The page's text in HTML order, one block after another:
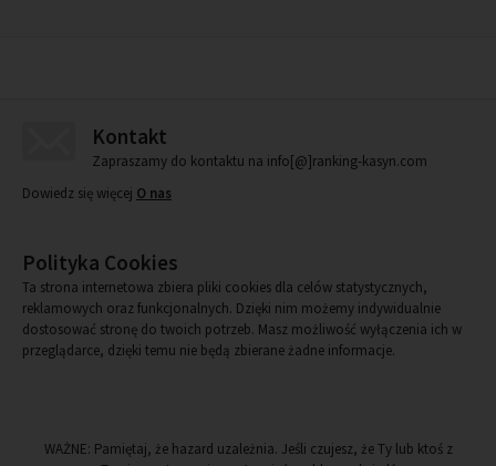
Kontakt
Zapraszamy do kontaktu na info[@]ranking-kasyn.com
Dowiedz się więcej O nas
Polityka Cookies
Ta strona internetowa zbiera pliki cookies dla celów statystycznych,
reklamowych oraz funkcjonalnych. Dzięki nim możemy indywidualnie
dostosować stronę do twoich potrzeb. Masz możliwość wyłączenia ich w
przeglądarce, dzięki temu nie będą zbierane żadne informacje.
WAŻNE: Pamiętaj, że hazard uzależnia. Jeśli czujesz, że Ty lub ktoś z